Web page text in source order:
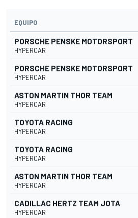
EQUIPO
PORSCHE PENSKE MOTORSPORT
HYPERCAR
PORSCHE PENSKE MOTORSPORT
HYPERCAR
ASTON MARTIN THOR TEAM
HYPERCAR
TOYOTA RACING
HYPERCAR
TOYOTA RACING
HYPERCAR
ASTON MARTIN THOR TEAM
HYPERCAR
CADILLAC HERTZ TEAM JOTA
HYPERCAR